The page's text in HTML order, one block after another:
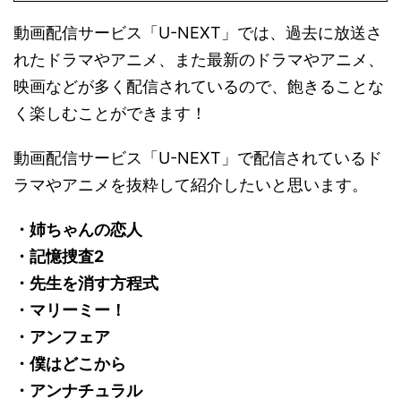
動画配信サービス「U-NEXT」では、過去に放送さ
れたドラマやアニメ、また最新のドラマやアニメ、
映画などが多く配信されているので、飽きることな
く楽しむことができます！
動画配信サービス「U-NEXT」で配信されているド
ラマやアニメを抜粋して紹介したいと思います。
・姉ちゃんの恋人
・記憶捜査2
・先生を消す方程式
・マリーミー！
・アンフェア
・僕はどこから
・アンナチュラル